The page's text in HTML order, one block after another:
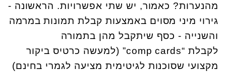
מהנערות? כאמור, יש שתי אפשרויות. הראשונה -
גירוי מיני מסוים באמצעות קבלת תמונות במרמה
והשנייה - כסף שיתקבל מהן בתמורה
לקבלת “comp cards” (למעשה כרטיס ביקור
מקצועי שסוכנות לגיטימית מציעה לגמרי בחינם)